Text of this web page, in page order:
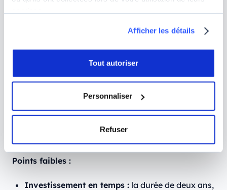
Afficher les détails
Tout autoriser
Personnaliser
Refuser
coaching et d'application directe des
la première année, l'alternance permet aux
étudiants une immersion dans le monde du
travail, qui est complétée par des stages et des
via des masterclasses et des visites d'
en cybersécurité. Cette expérience enrichissante
vous prépare à intégrer efficacement le marché
Points faibles :
Investissement en temps : la durée de deux ans,